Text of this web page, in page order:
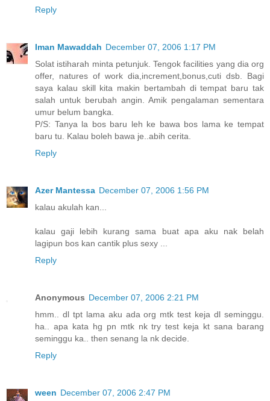
Reply
Iman Mawaddah December 07, 2006 1:17 PM
Solat istiharah minta petunjuk. Tengok facilities yang dia org
offer, natures of work dia,increment,bonus,cuti dsb. Bagi
saya kalau skill kita makin bertambah di tempat baru tak
salah untuk berubah angin. Amik pengalaman sementara
umur belum bangka.
P/S: Tanya la bos baru leh ke bawa bos lama ke tempat
baru tu. Kalau boleh bawa je..abih cerita.
Reply
Azer Mantessa December 07, 2006 1:56 PM
kalau akulah kan...
kalau gaji lebih kurang sama buat apa aku nak belah
lagipun bos kan cantik plus sexy ...
Reply
Anonymous December 07, 2006 2:21 PM
hmm.. dl tpt lama aku ada org mtk test keja dl seminggu.
ha.. apa kata hg pn mtk nk try test keja kt sana barang
seminggu ka.. then senang la nk decide.
Reply
ween December 07, 2006 2:47 PM